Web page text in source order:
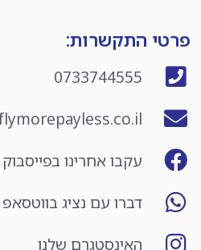
פרטי התקשרות:
0733744555
עקבו אחרינו בפייסבוק
דברו עם נציג בווטסאפ
האינסטגרם שלנו